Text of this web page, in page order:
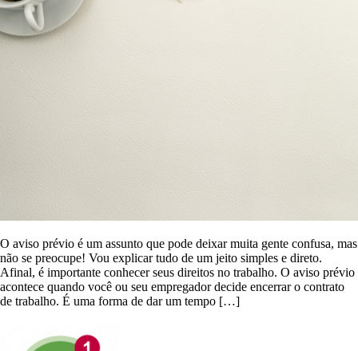
O aviso prévio é um assunto que pode deixar muita gente confusa, mas
não se preocupe! Vou explicar tudo de um jeito simples e direto.
Afinal, é importante conhecer seus direitos no trabalho. O aviso prévio
acontece quando você ou seu empregador decide encerrar o contrato
de trabalho. É uma forma de dar um tempo […]